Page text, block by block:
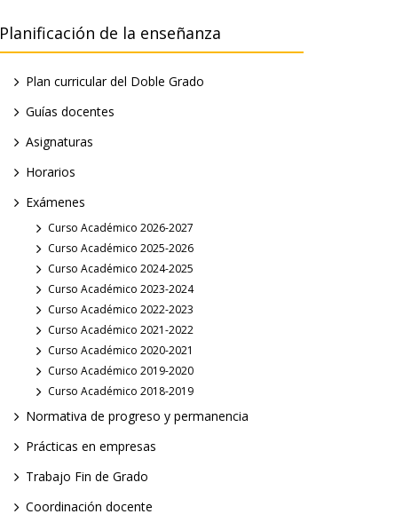
Planificación de la enseñanza
Plan curricular del Doble Grado
Guías docentes
Asignaturas
Horarios
Exámenes
Curso Académico 2026-2027
Curso Académico 2025-2026
Curso Académico 2024-2025
Curso Académico 2023-2024
Curso Académico 2022-2023
Curso Académico 2021-2022
Curso Académico 2020-2021
Curso Académico 2019-2020
Curso Académico 2018-2019
Normativa de progreso y permanencia
Prácticas en empresas
Trabajo Fin de Grado
Coordinación docente